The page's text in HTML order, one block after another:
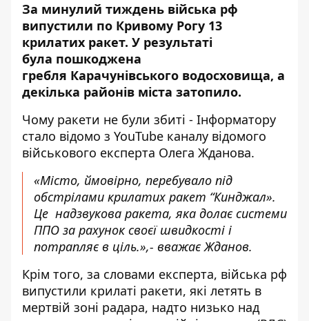
За минулий тиждень війська рф
випустили по Кривому Рогу 13
крилатих ракет. У результаті
була пошкоджена
гребля Карачунівського водосховища, а
декілька районів міста затопило.
Чому ракети не були збиті - Інформатору
стало відомо з YouTube каналу відомого
військового експерта Олега Жданова.
«Місто, ймовірно, перебувало під
обстрілами крилатих ракет “Кинджал».
Це надзвукова ракета, яка долає системи
ППО за рахунок своєї швидкості і
потрапляє в ціль.»,- вважає Жданов.
Крім того, за словами експерта, війська рф
випустили крилаті ракети, які летять в
мертвій зоні радара, надто низько над